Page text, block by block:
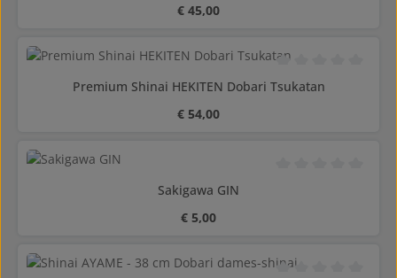
Normale prijs:
€ 45,00
Gemiddelde
Premium Shinai HEKITEN Dobari Tsukatan
Normale prijs:
€ 54,00
Sakigawa GIN
Normale prijs:
€ 5,00